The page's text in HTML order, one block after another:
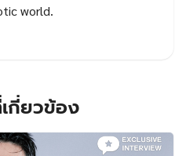
world.
กี่ยวข้อง